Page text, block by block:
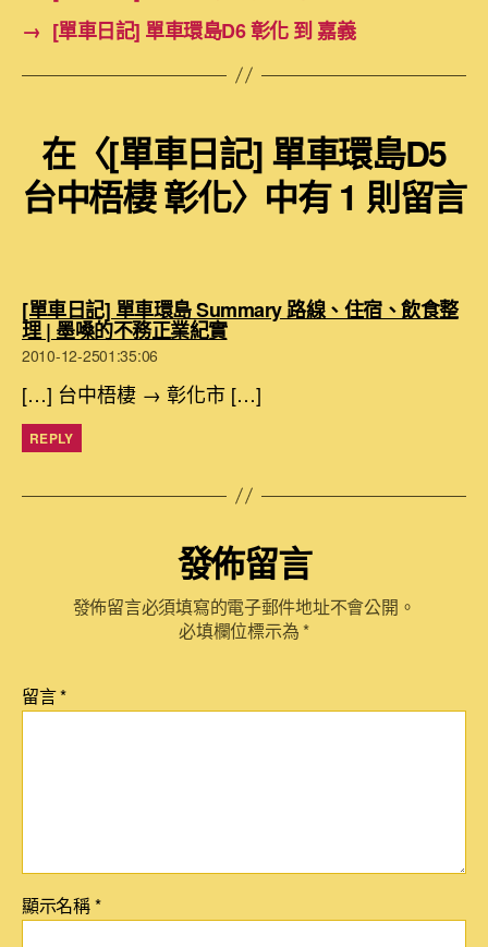
→ [單車日記] 單車環島D6 彰化 到 嘉義
在〈[單車日記] 單車環島D5
台中梧棲 彰化〉中有 1 則留言
[單車日記] 單車環島 Summary 路線、住宿、飲食整
理 | 墨嗓的不務正業紀實表
示:
2010-12-2501:35:06
[…] 台中梧棲 → 彰化市 […]
REPLY
發佈留言
發佈留言必須填寫的電子郵件地址不會公開。
必填欄位標示為 *
留言*
顯示名稱*